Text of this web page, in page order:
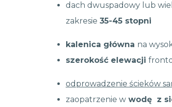
dach dwuspadowy lub
zakresie 35-45 stopni
kalenica główna na
szerokość elewacji
odprowadzenie ścieków
zaopatrzenie w wodę z